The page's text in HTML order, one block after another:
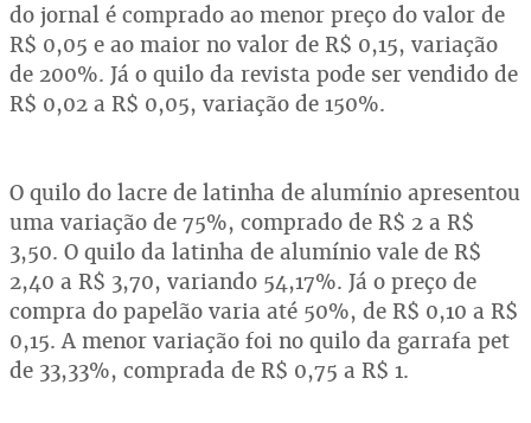
do jornal é comprado ao menor preço do valor de
R$ 0,05 e ao maior no valor de R$ 0,15, variação
de 200%. Já o quilo da revista pode ser vendido de
R$ 0,02 a R$ 0,05, variação de 150%.
O quilo do lacre de latinha de alumínio apresentou
uma variação de 75%, comprado de R$ 2 a R$
3,50. O quilo da latinha de alumínio vale de R$
2,40 a R$ 3,70, variando 54,17%. Já o preço de
compra do papelão varia até 50%, de R$ 0,10 a R$
0,15. A menor variação foi no quilo da garrafa pet
de 33,33%, comprada de R$ 0,75 a R$ 1.